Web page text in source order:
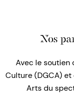
Nos
Avec le soutien
Culture (DGCA)
Arts du